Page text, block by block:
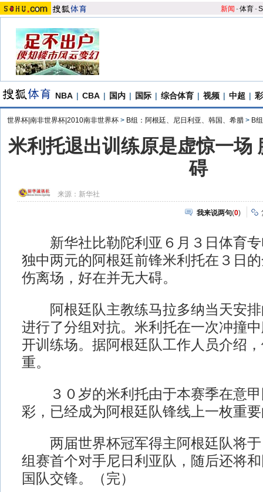
新闻 -体育-S
NBA | CBA | 国内 | 国际 | 综合体育 | 视频 | 中超 |
世界杯|南非世界杯|2010南非世界杯 > B组：阿根廷、尼日利亚、韩国、希腊 > B
米利托退出训练原是虚惊一场
碍
来源： 新华社
我来说两句(0)
新华社比勒陀利亚６月３日体育专
独中两元的阿根廷前锋米利托在３日
伤离场，好在并无大碍。
阿根廷队主教练马拉多纳当天安排
进行了分组对抗。米利托在一次冲撞
开训练场。据阿根廷队工作人员介绍
重。
３０岁的米利托由于本赛季在意甲
彩，已经成为阿根廷队锋线上一枚重
两届世界杯冠军得主阿根廷队将于
组赛首个对手尼日利亚队，随后还将
国队交锋。（完）